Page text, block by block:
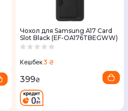
Чохол для Samsung A17 Card
Slot Black (EF-OA176TBEGWW)
Кешбек3 ₴
399₴